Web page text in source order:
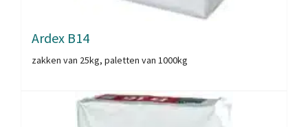
Ardex B14
zakken van 25kg, paletten van 1000kg